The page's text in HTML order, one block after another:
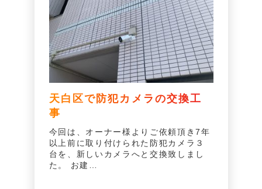
天白区で防犯カメラの交換工
事
今回は、オーナー様よりご依頼頂き7年
以上前に取り付けられた防犯カメラ３
台を、新しいカメラへと交換致しまし
た。 お建…